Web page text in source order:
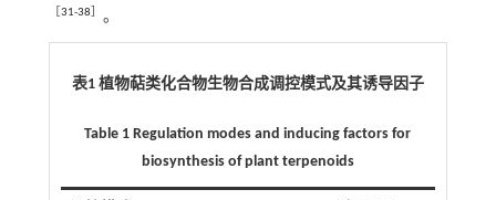
31-38 。
表1 植物萜类化合物生物合成调控模式及其诱导因子
Table 1 Regulation modes and inducing factors for
biosynthesis of plant terpenoids